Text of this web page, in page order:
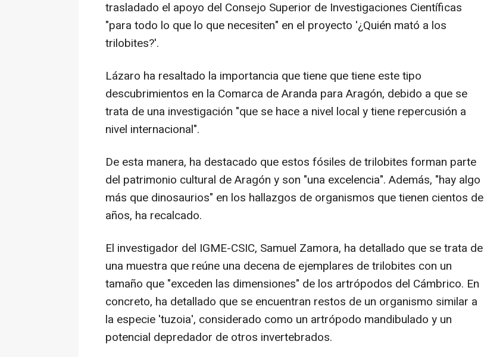
trasladado el apoyo del Consejo Superior de Investigaciones Científicas
"para todo lo que lo que necesiten" en el proyecto '¿Quién mató a los
trilobites?'.
Lázaro ha resaltado la importancia que tiene que tiene este tipo
descubrimientos en la Comarca de Aranda para Aragón, debido a que se
trata de una investigación "que se hace a nivel local y tiene repercusión a
nivel internacional".
De esta manera, ha destacado que estos fósiles de trilobites forman parte
del patrimonio cultural de Aragón y son "una excelencia". Además, "hay algo
más que dinosaurios" en los hallazgos de organismos que tienen cientos de
años, ha recalcado.
El investigador del IGME-CSIC, Samuel Zamora, ha detallado que se trata de
una muestra que reúne una decena de ejemplares de trilobites con un
tamaño que "exceden las dimensiones" de los artrópodos del Cámbrico. En
concreto, ha detallado que se encuentran restos de un organismo similar a
la especie 'tuzoia', considerado como un artrópodo mandibulado y un
potencial depredador de otros invertebrados.